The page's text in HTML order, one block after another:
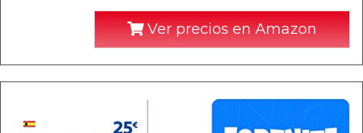
Ver precios en Amazon